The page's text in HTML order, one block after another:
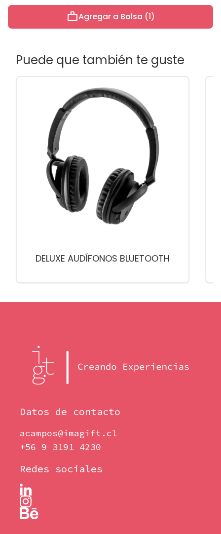
workAgregar a Bolsa (1)
Puede que también te guste
DELUXE AUDÍFONOS BLUETOOTH
Datos de contacto
acampos@imagift.cl
+56 9 3191 4230
Redes sociales